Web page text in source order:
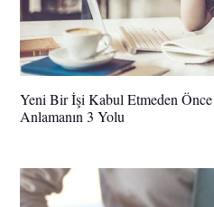
Yeni Bir İşi Kabul Etmeden Önce
Anlamanın 3 Yolu